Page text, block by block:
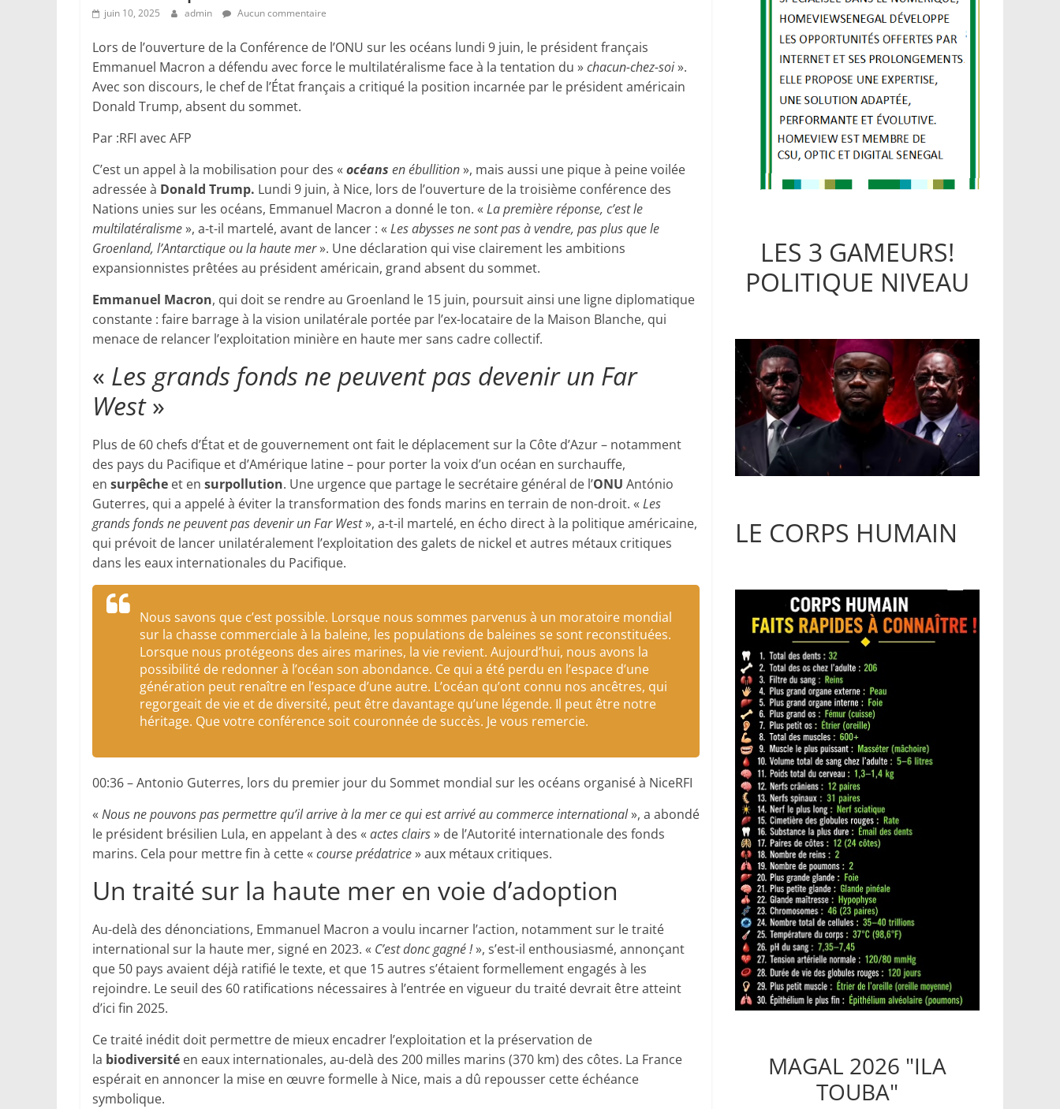
juin 10, 2025 admin Aucun commentaire
Lors de l’ouverture de la Conférence de l’ONU sur les océans lundi 9 juin, le président français
Emmanuel Macron a défendu avec force le multilatéralisme face à la tentation du »chacun-chez-soi».
Avec son discours, le chef de l’État français a critiqué la position incarnée par le président américain
Donald Trump, absent du sommet.
Par :RFI avec AFP
C’est un appel à la mobilisation pour des « océans en ébullition», mais aussi une pique à peine voilée
adressée à Donald Trump. Lundi 9 juin, à Nice, lors de l’ouverture de la troisième conférence des
Nations unies sur les océans, Emmanuel Macron a donné le ton. « La première réponse, c’est le
multilatéralisme», a-t-il martelé, avant de lancer : « Les abysses ne sont pas à vendre, pas plus que le
Groenland, l’Antarctique ou la haute mer». Une déclaration qui vise clairement les ambitions
expansionnistes prêtées au président américain, grand absent du sommet.
Emmanuel Macron, qui doit se rendre au Groenland le 15 juin, poursuit ainsi une ligne diplomatique
constante : faire barrage à la vision unilatérale portée par l’ex-locataire de la Maison Blanche, qui
menace de relancer l’exploitation minière en haute mer sans cadre collectif.
« Les grands fonds ne peuvent pas devenir un Far
West»
Plus de 60 chefs d’État et de gouvernement ont fait le déplacement sur la Côte d’Azur – notamment
des pays du Pacifique et d’Amérique latine – pour porter la voix d’un océan en surchauffe,
en surpêche et en surpollution. Une urgence que partage le secrétaire général de l’ONU António
Guterres, qui a appelé à éviter la transformation des fonds marins en terrain de non-droit. « Les
grands fonds ne peuvent pas devenir un Far West», a-t-il martelé, en écho direct à la politique américaine,
qui prévoit de lancer unilatéralement l’exploitation des galets de nickel et autres métaux critiques
dans les eaux internationales du Pacifique.
Nous savons que c’est possible. Lorsque nous sommes parvenus à un moratoire mondial
sur la chasse commerciale à la baleine, les populations de baleines se sont reconstituées.
Lorsque nous protégeons des aires marines, la vie revient. Aujourd’hui, nous avons la
possibilité de redonner à l’océan son abondance. Ce qui a été perdu en l’espace d’une
génération peut renaître en l’espace d’une autre. L’océan qu’ont connu nos ancêtres, qui
regorgeait de vie et de diversité, peut être davantage qu’une légende. Il peut être notre
héritage. Que votre conférence soit couronnée de succès. Je vous remercie.
00:36 – Antonio Guterres, lors du premier jour du Sommet mondial sur les océans organisé à NiceRFI
« Nous ne pouvons pas permettre qu’il arrive à la mer ce qui est arrivé au commerce international», a abondé
le président brésilien Lula, en appelant à des « actes clairs» de l’Autorité internationale des fonds
marins. Cela pour mettre fin à cette « course prédatrice» aux métaux critiques.
Un traité sur la haute mer en voie d’adoption
Au-delà des dénonciations, Emmanuel Macron a voulu incarner l’action, notamment sur le traité
international sur la haute mer, signé en 2023. « C’est donc gagné !», s’est-il enthousiasmé, annonçant
que 50 pays avaient déjà ratifié le texte, et que 15 autres s’étaient formellement engagés à les
rejoindre. Le seuil des 60 ratifications nécessaires à l’entrée en vigueur du traité devrait être atteint
d’ici fin 2025.
Ce traité inédit doit permettre de mieux encadrer l’exploitation et la préservation de
la biodiversité en eaux internationales, au-delà des 200 milles marins (370 km) des côtes. La France
espérait en annoncer la mise en œuvre formelle à Nice, mais a dû repousser cette échéance
symbolique.
LES 3 GAMEURS!
POLITIQUE NIVEAU
LE CORPS HUMAIN
MAGAL 2026 "ILA
TOUBA"